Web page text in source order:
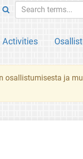
Activities
osallistumisesta ja